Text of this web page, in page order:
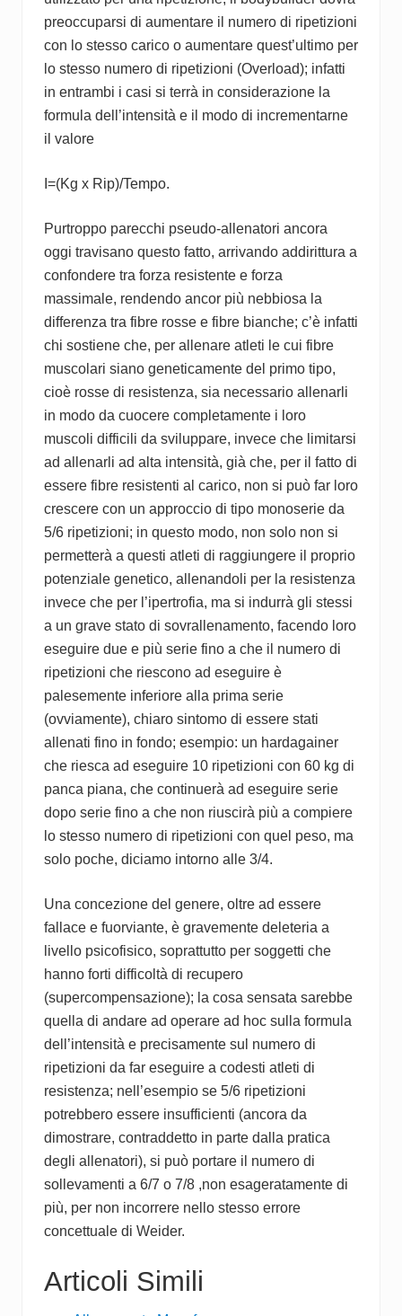
preoccuparsi di aumentare il numero di ripetizioni
con lo stesso carico o aumentare quest’ultimo per
lo stesso numero di ripetizioni (Overload); infatti
in entrambi i casi si terrà in considerazione la
formula dell’intensità e il modo di incrementarne
il valore
I=(Kg x Rip)/Tempo.
Purtroppo parecchi pseudo-allenatori ancora
oggi travisano questo fatto, arrivando addirittura a
confondere tra forza resistente e forza
massimale, rendendo ancor più nebbiosa la
differenza tra fibre rosse e fibre bianche; c’è infatti
chi sostiene che, per allenare atleti le cui fibre
muscolari siano geneticamente del primo tipo,
cioè rosse di resistenza, sia necessario allenarli
in modo da cuocere completamente i loro
muscoli difficili da sviluppare, invece che limitarsi
ad allenarli ad alta intensità, già che, per il fatto di
essere fibre resistenti al carico, non si può far loro
crescere con un approccio di tipo monoserie da
5/6 ripetizioni; in questo modo, non solo non si
permetterà a questi atleti di raggiungere il proprio
potenziale genetico, allenandoli per la resistenza
invece che per l’ipertrofia, ma si indurrà gli stessi
a un grave stato di sovrallenamento, facendo loro
eseguire due e più serie fino a che il numero di
ripetizioni che riescono ad eseguire è
palesemente inferiore alla prima serie
(ovviamente), chiaro sintomo di essere stati
allenati fino in fondo; esempio: un hardagainer
che riesca ad eseguire 10 ripetizioni con 60 kg di
panca piana, che continuerà ad eseguire serie
dopo serie fino a che non riuscirà più a compiere
lo stesso numero di ripetizioni con quel peso, ma
solo poche, diciamo intorno alle 3/4.
Una concezione del genere, oltre ad essere
fallace e fuorviante, è gravemente deleteria a
livello psicofisico, soprattutto per soggetti che
hanno forti difficoltà di recupero
(supercompensazione); la cosa sensata sarebbe
quella di andare ad operare ad hoc sulla formula
dell’intensità e precisamente sul numero di
ripetizioni da far eseguire a codesti atleti di
resistenza; nell’esempio se 5/6 ripetizioni
potrebbero essere insufficienti (ancora da
dimostrare, contraddetto in parte dalla pratica
degli allenatori), si può portare il numero di
sollevamenti a 6/7 o 7/8 ,non esageratamente di
più, per non incorrere nello stesso errore
concettuale di Weider.
Articoli Simili